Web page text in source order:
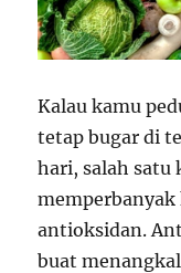
Kalau kamu
tetap bugar di
hari, salah satu
memperbanyak
antioksidan.
buat